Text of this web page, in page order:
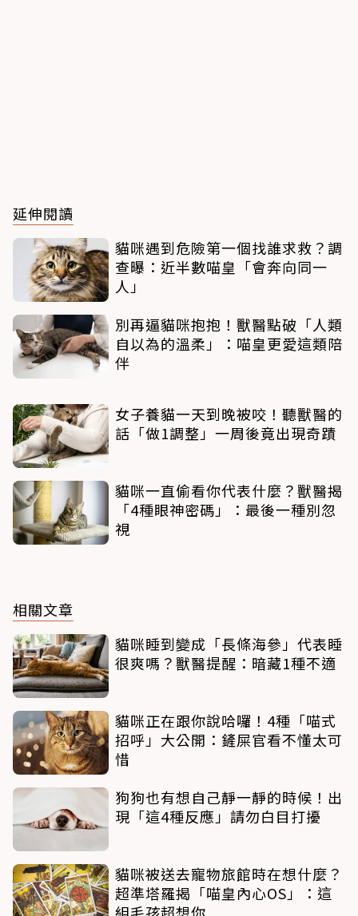
延伸閱讀
貓咪遇到危險第一個找誰求救？調
查曝：近半數喵皇「會奔向同一
人」
別再逼貓咪抱抱！獸醫點破「人類
自以為的溫柔」：喵皇更愛這類陪
伴
女子養貓一天到晚被咬！聽獸醫的
話「做1調整」一周後竟出現奇蹟
貓咪一直偷看你代表什麼？獸醫揭
「4種眼神密碼」：最後一種別忽
視
相關文章
貓咪睡到變成「長條海參」代表睡
很爽嗎？獸醫提醒：暗藏1種不適
貓咪正在跟你說哈囉！4種「喵式
招呼」大公開：鏟屎官看不懂太可
惜
狗狗也有想自己靜一靜的時候！出
現「這4種反應」請勿白目打擾
貓咪被送去寵物旅館時在想什麼？
超準塔羅揭「喵皇內心OS」：這
組毛孩超想你